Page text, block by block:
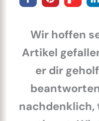
Wir hoffen
Artikel
er dir
nachdenklich,